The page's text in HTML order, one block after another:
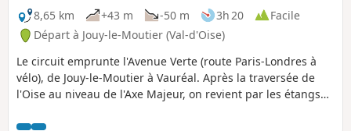
8,65 km
+43 m -50 m 3h 20
Facile
Départ à Jouy-le-Moutier (Val-d'Oise)
Le circuit emprunte l'Avenue Verte (route Paris-Londres à
vélo), de Jouy-le-Moutier à Vauréal. Après la traversée de
l'Oise au niveau de l'Axe Majeur, on revient par les étangs
Neuville.